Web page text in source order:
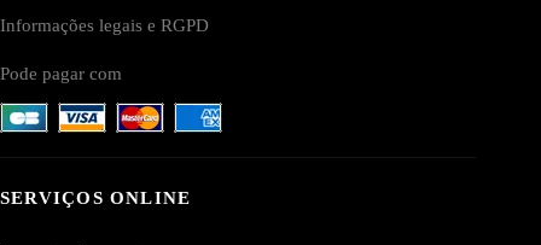
Informações legais e RGPD
Pode pagar com
SERVIÇOS ONLINE